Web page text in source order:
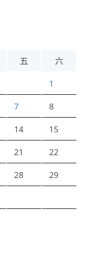
五 六
1
7 8
14 15
21 22
28 29